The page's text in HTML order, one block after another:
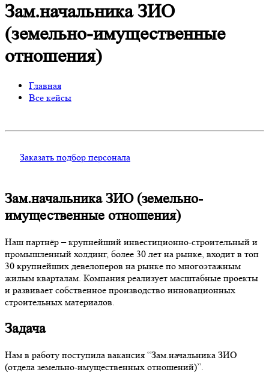
Зам.начальника ЗИО
(земельно-имущественные
отношения)
Главная
Все кейсы
Заказать подбор персонала
Зам.начальника ЗИО (земельно-
имущественные отношения)
Наш партнёр – крупнейший инвестиционно-строительный и
промышленный холдинг, более 30 лет на рынке, входит в топ
30 крупнейших девелоперов на рынке по многоэтажным
жилым кварталам. Компания реализует масштабные проекты
и развивает собственное производство инновационных
строительных материалов.
Задача
Нам в работу поступила вакансия “Зам.начальника ЗИО
(отдела земельно-имущественных отношений)”.